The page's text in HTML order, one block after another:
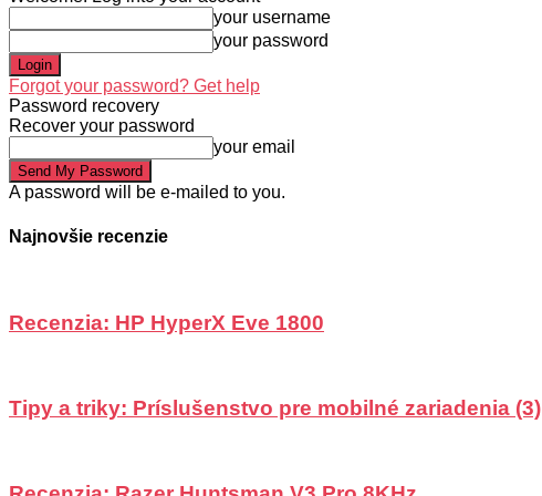
your username
your password
Forgot your password? Get help
Password recovery
Recover your password
your email
A password will be e-mailed to you.
Najnovšie recenzie
Recenzia: HP HyperX Eve 1800
Tipy a triky: Príslušenstvo pre mobilné zariadenia (3)